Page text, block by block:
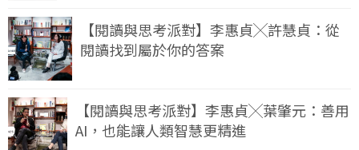
【閱讀與思考派對】李惠貞╳許慧貞：從
閱讀找到屬於你的答案
【閱讀與思考派對】李惠貞╳葉肇元：善用
AI，也能讓人類智慧更精進